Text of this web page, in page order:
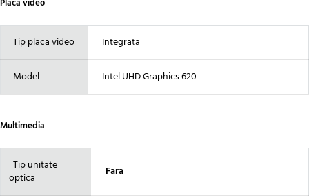
Placa video
Tip placa video Integrata
Model Intel UHD Graphics 620
Multimedia
Tip unitate
optica
Fara